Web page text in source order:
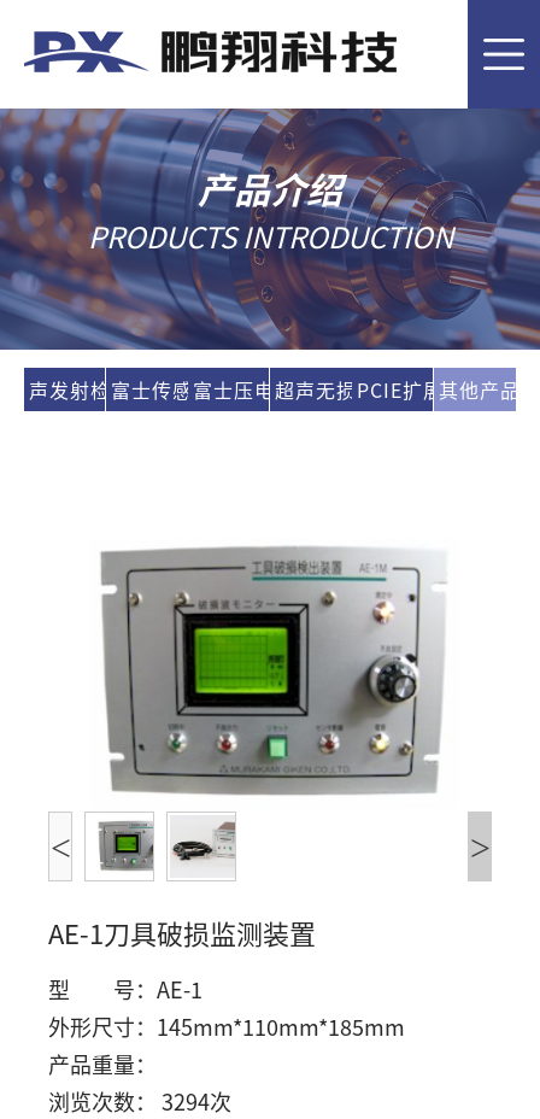
PRODUCTS INTRODUCTION
产品介绍
声发射检测系统
富士传感器富士压电陶瓷超声无损检测PCIE扩展坞其他产品
< >
AE-1刀具破损监测装置
型 号：AE-1
外形尺寸：145mm*110mm*185mm
产品重量：
浏览次数： 3294次
户
案
例
产
品
介
绍
技
术
应
关
于
新